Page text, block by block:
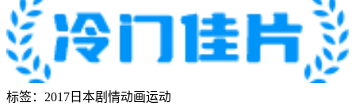
标签： 2017 日本剧情动画运动